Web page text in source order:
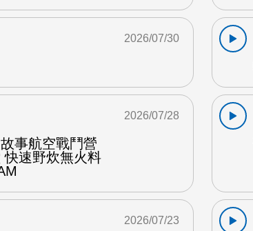
2026/07/30
事航空戰鬥營
速野炊無火料
2026/07/28
2026/07/23